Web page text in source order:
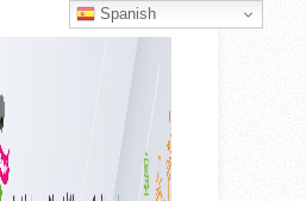
Spanish